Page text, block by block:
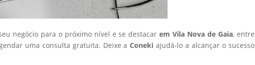
negócio para o próximo nível e se destacarem Vila Nova de Gaia, entre
uma consulta gratuita. Deixe aConeki ajudá-lo a alcançar o sucesso